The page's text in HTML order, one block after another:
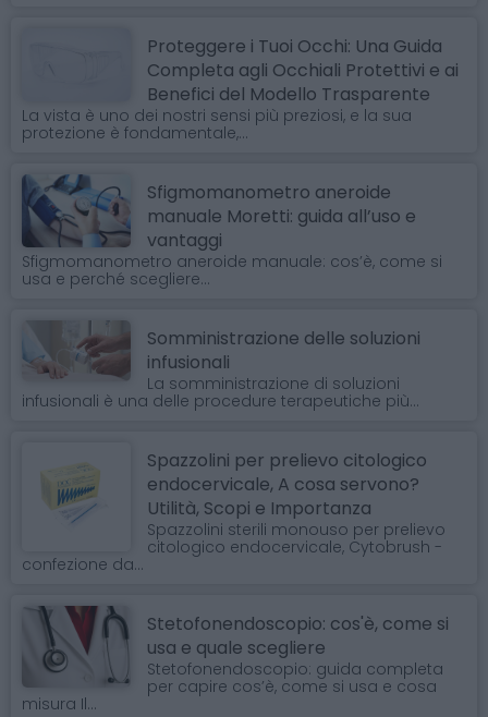
Proteggere i Tuoi Occhi: Una Guida
Completa agli Occhiali Protettivi e ai
Benefici del Modello Trasparente
La vista è uno dei nostri sensi più preziosi, e la sua
protezione è fondamentale,...
Sfigmomanometro aneroide
manuale Moretti: guida all’uso e
vantaggi
Sfigmomanometro aneroide manuale: cos’è, come si
usa e perché scegliere...
Somministrazione delle soluzioni
infusionali
La somministrazione di soluzioni
infusionali è una delle procedure terapeutiche più...
Spazzolini per prelievo citologico
endocervicale, A cosa servono?
Utilità, Scopi e Importanza
Spazzolini sterili monouso per prelievo
citologico endocervicale, Cytobrush -
confezione da...
Stetofonendoscopio: cos'è, come si
usa e quale scegliere
Stetofonendoscopio: guida completa
per capire cos’è, come si usa e cosa
misura Il...